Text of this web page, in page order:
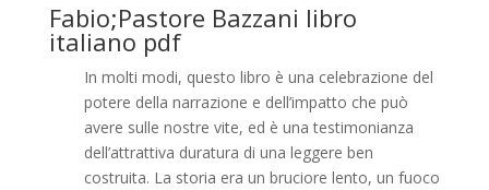
Fabio;Pastore Bazzani libro
italiano pdf
In molti modi, questo libro è una celebrazione del
potere della narrazione e dell’impatto che può
avere sulle nostre vite, ed è una testimonianza
dell’attrattiva duratura di una leggere ben
costruita. La storia era un bruciore lento, un fuoco